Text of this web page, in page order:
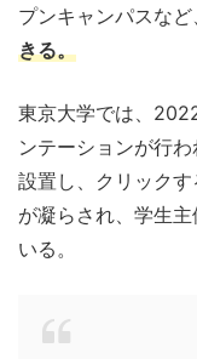
プンキャンパスなど
きる。
東京大学では、
ンテーションが行
設置し、クリック
が凝らされ、学生
いる。